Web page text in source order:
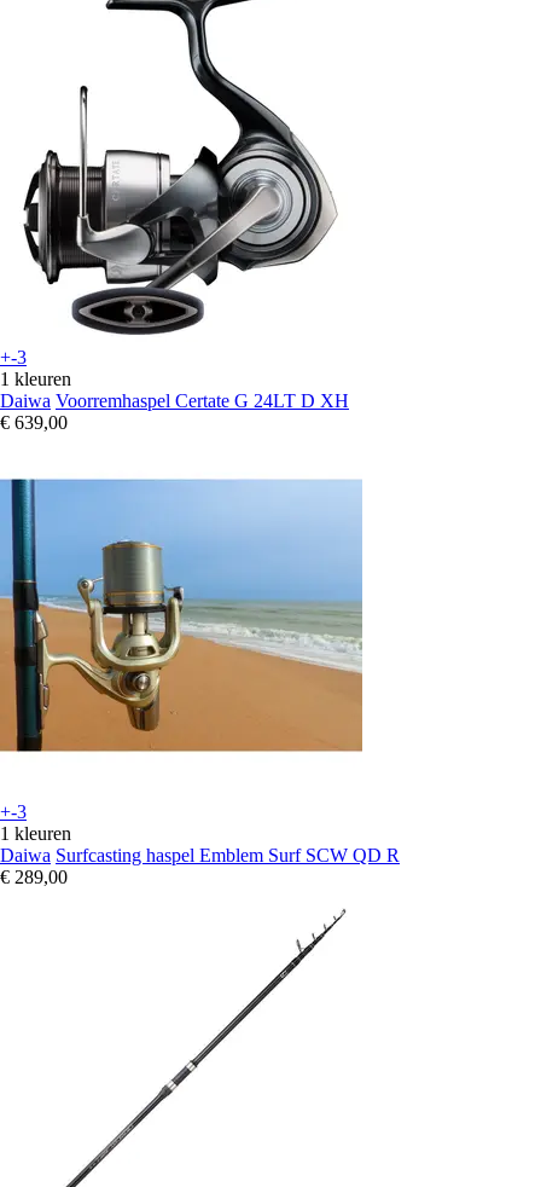
+-3
1 kleuren
Daiwa Voorremhaspel Certate G 24LT D XH
€ 639,00
+-3
1 kleuren
Daiwa Surfcasting haspel Emblem Surf SCW QD R
€ 289,00